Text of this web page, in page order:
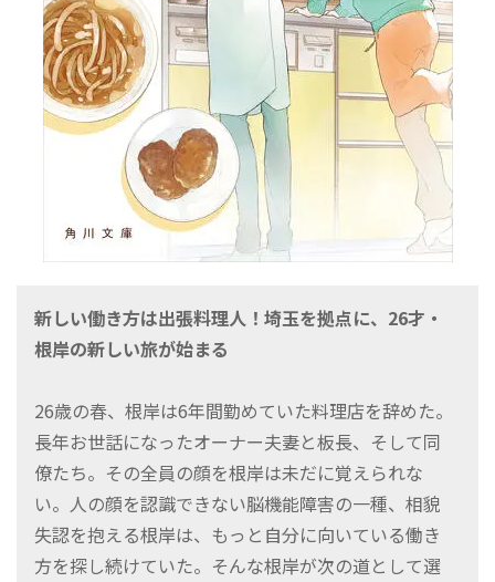
新しい働き方は出張料理人！埼玉を拠点に、26才・
根岸の新しい旅が始まる
26歳の春、根岸は6年間勤めていた料理店を辞めた。
長年お世話になったオーナー夫妻と板長、そして同
僚たち。その全員の顔を根岸は未だに覚えられな
い。人の顔を認識できない脳機能障害の一種、相貌
失認を抱える根岸は、もっと自分に向いている働き
方を探し続けていた。そんな根岸が次の道として選